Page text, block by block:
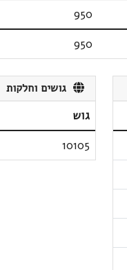
950
950
גושים וחלקות
גוש
10105